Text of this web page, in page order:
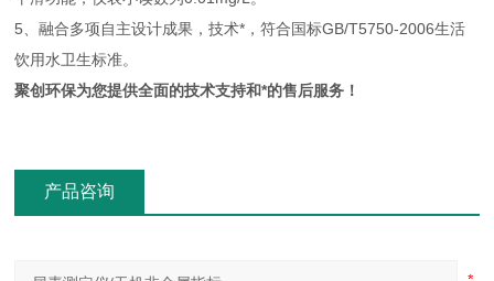
5、融合多项自主设计成果，技术*，符合国标GB/T5750-2006生活
饮用水卫生标准。
聚创环保为您提供全面的技术支持和*的售后服务！
产品咨询